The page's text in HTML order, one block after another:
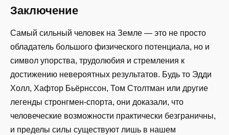
Заключение
Самый сильный человек на Земле — это не просто
обладатель большого физического потенциала, но и
символ упорства, трудолюбия и стремления к
достижению невероятных результатов. Будь то Эдди
Холл, Хафтор Бьёрнссон, Том Столтман или другие
легенды стронгмен-спорта, они доказали, что
человеческие возможности практически безграничны,
и пределы силы существуют лишь в нашем